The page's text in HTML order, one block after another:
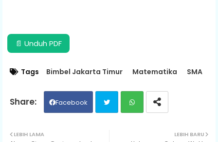
📄 Unduh PDF
Tags Bimbel Jakarta Timur Matematika SMA
Facebook
LEBIH BARU
LEBIH LAMA